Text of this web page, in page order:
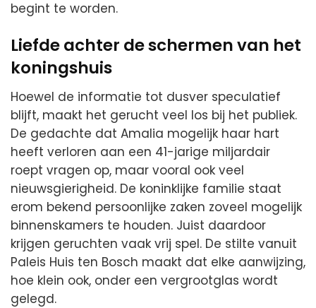
begint te worden.
Liefde achter de schermen van het
koningshuis
Hoewel de informatie tot dusver speculatief
blijft, maakt het gerucht veel los bij het publiek.
De gedachte dat Amalia mogelijk haar hart
heeft verloren aan een 41-jarige miljardair
roept vragen op, maar vooral ook veel
nieuwsgierigheid. De koninklijke familie staat
erom bekend persoonlijke zaken zoveel mogelijk
binnenskamers te houden. Juist daardoor
krijgen geruchten vaak vrij spel. De stilte vanuit
Paleis Huis ten Bosch maakt dat elke aanwijzing,
hoe klein ook, onder een vergrootglas wordt
gelegd.